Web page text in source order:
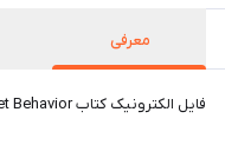
معرفی
فایل الکترونیک کتاب Elliott Wave Principle: Key To Market Behavior